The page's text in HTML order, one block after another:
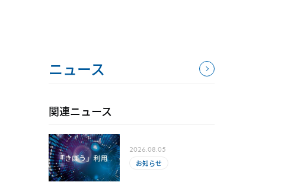
ニュース
関連ニュース
2026.08.05
お知らせ